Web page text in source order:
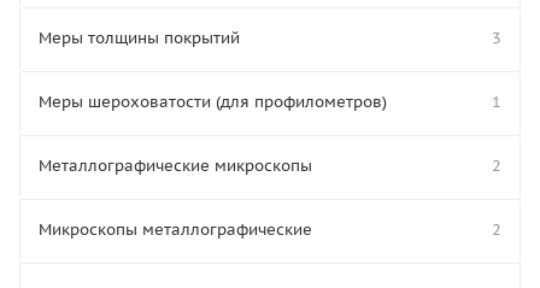
Меры толщины покрытий 3
Меры шероховатости (для профилометров) 1
Металлографические микроскопы 2
Микроскопы металлографические 2